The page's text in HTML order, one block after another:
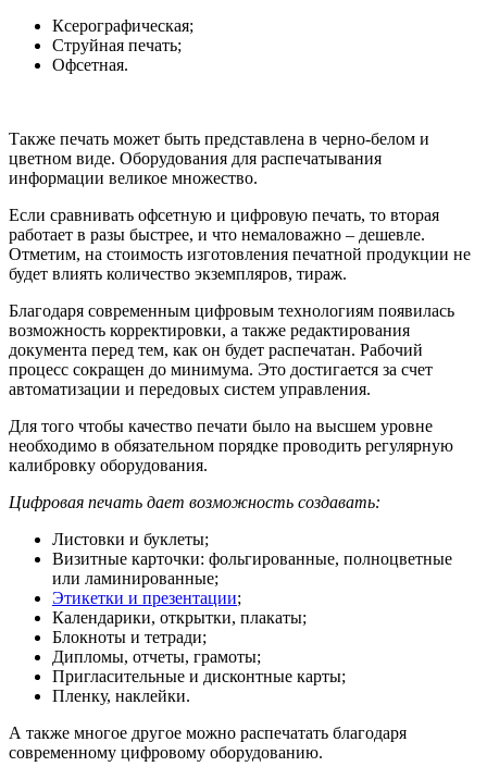
Ксерографическая;
Струйная печать;
Офсетная.
Также печать может быть представлена в черно-белом и
цветном виде. Оборудования для распечатывания
информации великое множество.
Если сравнивать офсетную и цифровую печать, то вторая
работает в разы быстрее, и что немаловажно – дешевле.
Отметим, на стоимость изготовления печатной продукции не
будет влиять количество экземпляров, тираж.
Благодаря современным цифровым технологиям появилась
возможность корректировки, а также редактирования
документа перед тем, как он будет распечатан. Рабочий
процесс сокращен до минимума. Это достигается за счет
автоматизации и передовых систем управления.
Для того чтобы качество печати было на высшем уровне
необходимо в обязательном порядке проводить регулярную
калибровку оборудования.
Цифровая печать дает возможность создавать:
Листовки и буклеты;
Визитные карточки: фольгированные, полноцветные
или ламинированные;
Этикетки и презентации;
Календарики, открытки, плакаты;
Блокноты и тетради;
Дипломы, отчеты, грамоты;
Пригласительные и дисконтные карты;
Пленку, наклейки.
А также многое другое можно распечатать благодаря
современному цифровому оборудованию.